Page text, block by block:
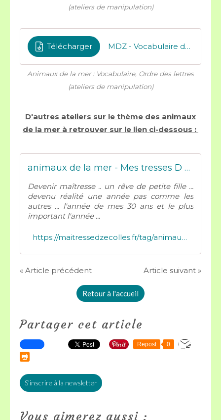
(ateliers de manipulation)
Télécharger MDZ - Vocabulaire de la mer fichier de Céline Brunel
Animaux de la mer : Vocabulaire, Ordre des lettres
(ateliers de manipulation)
D'autres ateliers sur le thème des animaux
de la mer à retrouver sur le lien ci-dessous :
animaux de la mer - Mes tresses D Zécolles
Devenir maîtresse .. un rêve de petite fille ...
devenu réalité une année pas comme les
autres ... l'année de mes 30 ans et le plus
important l'année ...
https://maitressedzecolles.fr/tag/animaux%20de%20la%20mer/
« Article précédent Article suivant »
Retour à l'accueil
Partager cet article
Repost 0
S'inscrire à la newsletter
Vous aimerez aussi :